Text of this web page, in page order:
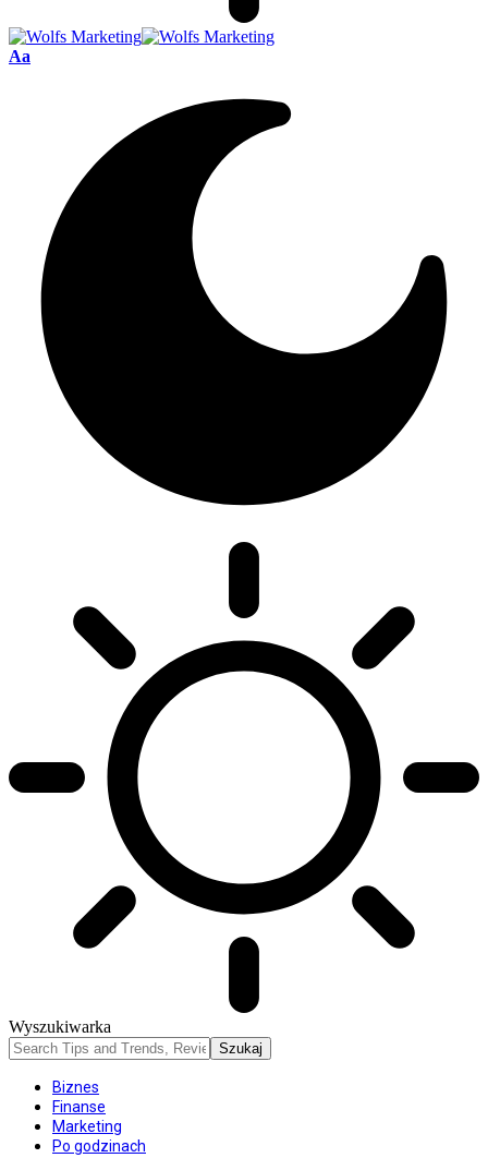
Font
Aa
Wyszukiwarka
Biznes
Finanse
Marketing
Po godzinach